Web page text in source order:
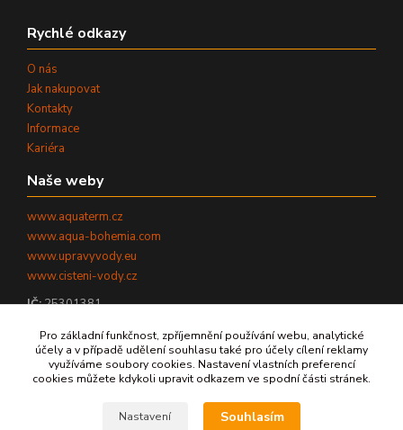
Rychlé odkazy
O nás
Jak nakupovat
Kontakty
Informace
Kariéra
Naše weby
www.aquaterm.cz
www.aqua-bohemia.com
www.upravyvody.eu
www.cisteni-vody.cz
IČ:25301381
AQUATERM, s.r.o. - Všechna práva vyhrazena.
Pro základní funkčnost, zpříjemnění používání webu, analytické
účely a v případě udělení souhlasu také pro účely cílení reklamy
využíváme soubory cookies. Nastavení vlastních preferencí
cookies můžete kdykoli upravit odkazem ve spodní části stránek.
Nastavení Souhlasím